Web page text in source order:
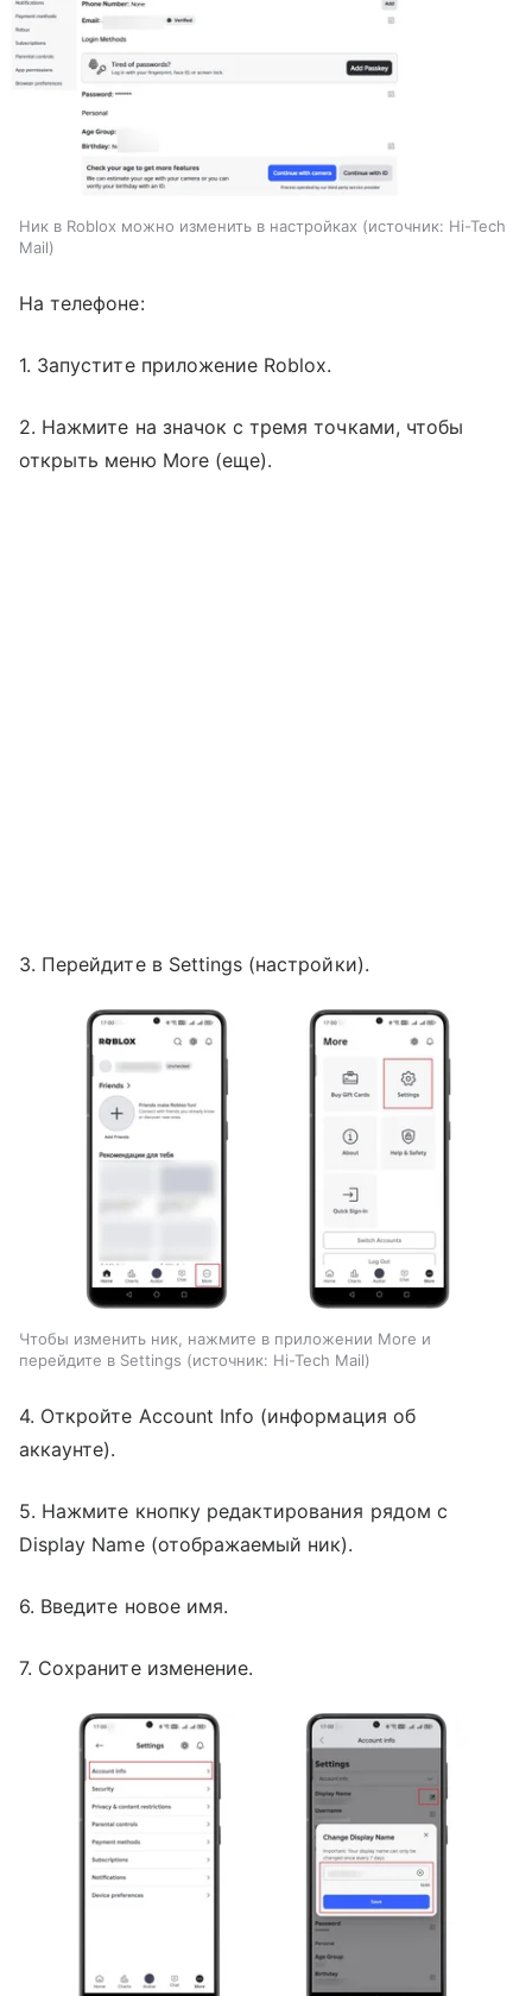
Ник в Roblox можно изменить в настройках источник: Hi-Tech
Mail
На телефоне:
1. Запустите приложение Roblox.
2. Нажмите на значок с тремя точками, чтобы
открыть меню More (еще).
3. Перейдите в Settings (настройки).
Чтобы изменить ник, нажмите в приложении More и
перейдите в Settings
источник: Hi-Tech Mail
4. Откройте Account Info (информация об
аккаунте).
5. Нажмите кнопку редактирования рядом с
Display Name (отображаемый ник).
6. Введите новое имя.
7. Сохраните изменение.